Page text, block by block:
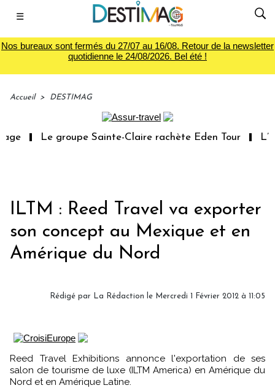
☰
Nos bureaux sont fermés du 27/07 au 16/08. Retour de la newsletter
quotidienne le 24/08/2026. Bel été !
Accueil > DESTIMAG
Le groupe Sainte-Claire rachète Eden Tour
ILTM : Reed Travel va exporter
son concept au Mexique et en
Amérique du Nord
Rédigé par La Rédaction le Mercredi 1 Février 2012 à 11:05
Reed Travel Exhibitions annonce l'exportation de ses
salon de tourisme de luxe (ILTM America) en Amérique du
Nord et en Amérique Latine.